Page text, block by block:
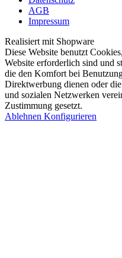
AGB
Impressum
Realisiert mit Shopware
Diese Website benutzt
Website erforderlich sind und
die den Komfort bei
Direktwerbung dienen oder
und sozialen Netzwerken
Zustimmung gesetzt.
Ablehnen Konfigurieren